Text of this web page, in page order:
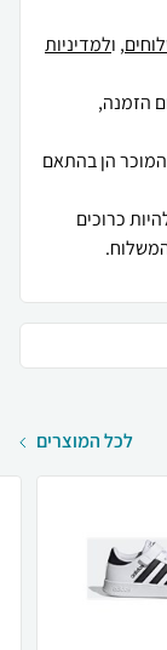
, ולמדיניות
המוכר הן בהתאם
כרוכים
לכל המוצרים